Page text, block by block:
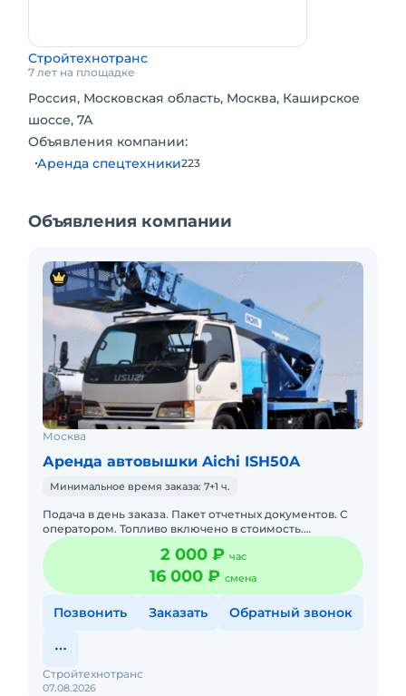
Стройтехнотранс
7 лет на площадке
Россия, Московская область, Москва, Каширское
шоссе, 7А
Объявления компании:
Аренда спецтехники223
Объявления компании
Москва
Аренда автовышки Aichi ISH50A
Минимальное время заказа: 7+1 ч.
Подача в день заказа. Пакет отчетных документов. С
оператором. Топливо включено в стоимость.
Долгосрочная аренда. Краткосрочная аренда. Техника
с малой наработк
2 000 ₽ час
16 000 ₽ смена
Позвонить Заказать Обратный звонок
07.08.2026
Стройтехнотранс